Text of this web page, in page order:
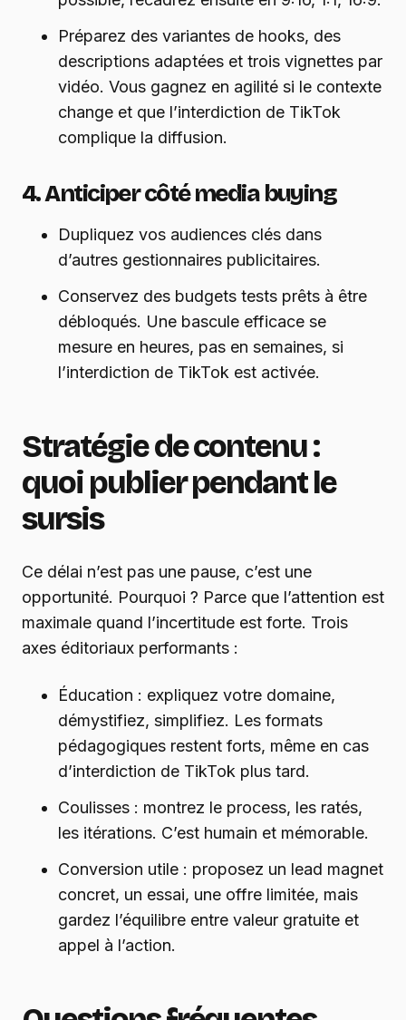
Préparez des variantes de hooks, des
descriptions adaptées et trois vignettes par
vidéo. Vous gagnez en agilité si le contexte
change et que l’interdiction de TikTok
complique la diffusion.
4. Anticiper côté media buying
Dupliquez vos audiences clés dans
d’autres gestionnaires publicitaires.
Conservez des budgets tests prêts à être
débloqués. Une bascule efficace se
mesure en heures, pas en semaines, si
l’interdiction de TikTok est activée.
Stratégie de contenu :
quoi publier pendant le
sursis
Ce délai n’est pas une pause, c’est une
opportunité. Pourquoi ? Parce que l’attention est
maximale quand l’incertitude est forte. Trois
axes éditoriaux performants :
Éducation : expliquez votre domaine,
démystifiez, simplifiez. Les formats
pédagogiques restent forts, même en cas
d’interdiction de TikTok plus tard.
Coulisses : montrez le process, les ratés,
les itérations. C’est humain et mémorable.
Conversion utile : proposez un lead magnet
concret, un essai, une offre limitée, mais
gardez l’équilibre entre valeur gratuite et
appel à l’action.